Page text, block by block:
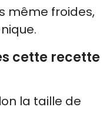
même froides,
cette recette
la taille de